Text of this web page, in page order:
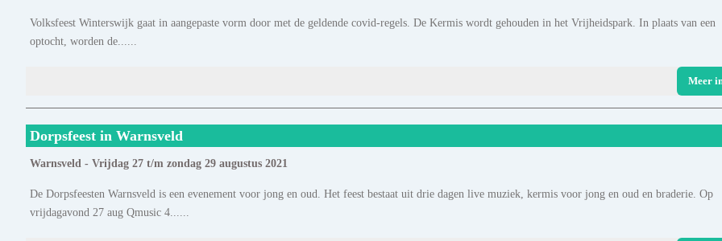
Volksfeest Winterswijk gaat in aangepaste vorm door met de geldende covid-regels. De Kermis wordt gehouden in het Vrijheidspark. In plaats van een
optocht, worden de......
Meer
Dorpsfeest in Warnsveld
Warnsveld - Vrijdag 27 t/m zondag 29 augustus 2021
De Dorpsfeesten Warnsveld is een evenement voor jong en oud. Het feest bestaat uit drie dagen live muziek, kermis voor jong en oud en braderie. Op
vrijdagavond 27 aug Qmusic 4......